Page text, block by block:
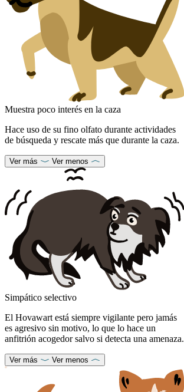
Muestra poco interés en la caza
Hace uso de su fino olfato durante actividades
de búsqueda y rescate más que durante la caza.
Ver más Ver menos
Simpático selectivo
El Hovawart está siempre vigilante pero jamás
es agresivo sin motivo, lo que lo hace un
anfitrión acogedor salvo si detecta una amenaza.
Ver más Ver menos